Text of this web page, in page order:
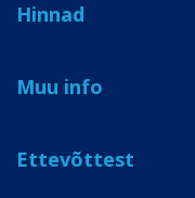
Hinnad
Muu info
Ettevõttest